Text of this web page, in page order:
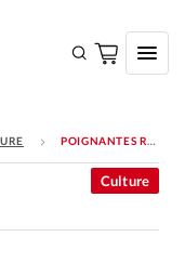
POIGNANTES RETROUVAILLES POUR LE GROUPE IMAGE
Culture